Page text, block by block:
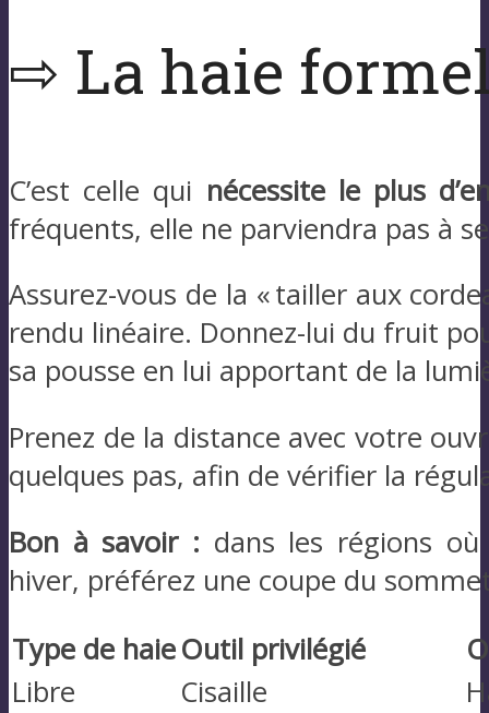
⇨ La haie
C’est celle qui nécessite le plus
fréquents, elle ne parviendra pas à
Assurez-vous de la « tailler aux
rendu linéaire. Donnez-lui du fruit
sa pousse en lui apportant de la
Prenez de la distance avec votre
quelques pas, afin de vérifier la
Bon à savoir : dans les régions
hiver, préférez une coupe du
Type de haieOutil privilégié
Libre
Cisaille